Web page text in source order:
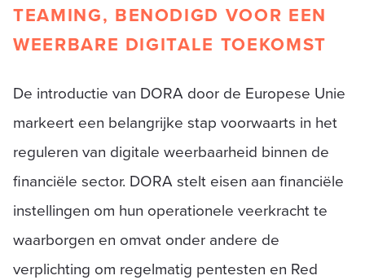
TEAMING, BENODIGD VOOR EEN
WEERBARE DIGITALE TOEKOMST
De introductie van DORA door de Europese Unie
markeert een belangrijke stap voorwaarts in het
reguleren van digitale weerbaarheid binnen de
financiële sector. DORA stelt eisen aan financiële
instellingen om hun operationele veerkracht te
waarborgen en omvat onder andere de
verplichting om regelmatig pentesten en Red